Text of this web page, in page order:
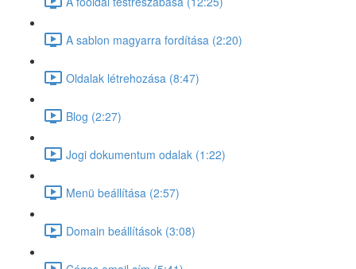
A sablon magyarra fordítása (2:20)
Oldalak létrehozása (8:47)
Blog (2:27)
Jogi dokumentum odalak (1:22)
Menü beállítása (2:57)
Domain beállítások (3:08)